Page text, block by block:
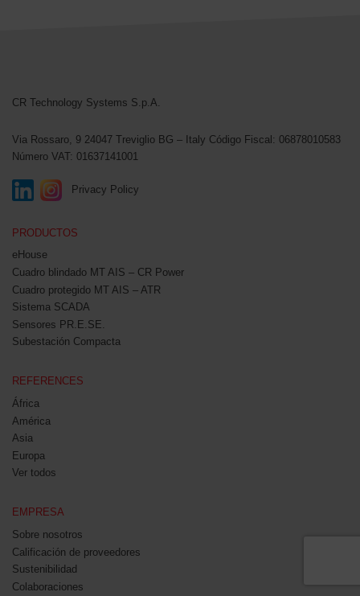
CR Technology Systems S.p.A.
Via Rossaro, 9 24047 Treviglio BG – Italy Código Fiscal: 06878010583
Número VAT: 01637141001
Privacy Policy
PRODUCTOS
eHouse
Cuadro blindado MT AIS – CR Power
Cuadro protegido MT AIS – ATR
Sistema SCADA
Sensores PR.E.SE.
Subestación Compacta
REFERENCES
África
América
Asia
Europa
Ver todos
EMPRESA
Sobre nosotros
Calificación de proveedores
Sustenibilidad
Colaboraciones